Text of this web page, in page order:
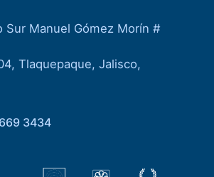
Sur Manuel Gómez Morín #
Tlaquepaque, Jalisco,
3434